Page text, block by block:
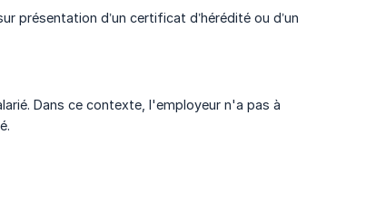
présentation d’un certificat d’hérédité ou d’un
Dans ce contexte, l'employeur n'a pas à